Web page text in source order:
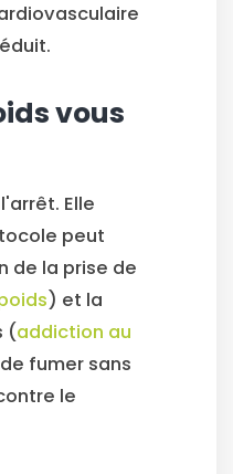
vous
Elle
peut
de la prise de
) et la
(addiction au
fumer sans
le